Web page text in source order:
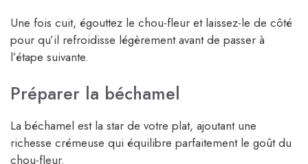
Une fois cuit, égouttez le chou-fleur et laissez-le de côté
pour qu’il refroidisse légèrement avant de passer à
l’étape suivante.
Préparer la béchamel
La béchamel est la star de votre plat, ajoutant une
richesse crémeuse qui équilibre parfaitement le goût du
chou-fleur.